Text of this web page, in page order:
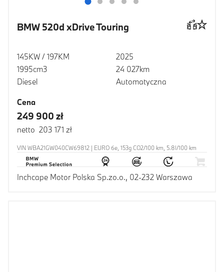
BMW 520d xDrive Touring
145KW / 197KM
1995cm3
Diesel
2025
24 027km
Automatyczna
Cena
249 900 zł
netto 203 171 zł
VIN WBA21GW040CW69812 | EURO 6e, 153g CO2/100 km, 5.8l/100 km
Inchcape Motor Polska Sp.zo.o., 02-232 Warszawa